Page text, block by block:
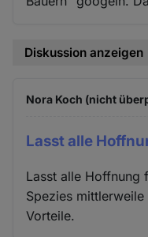
Diskussion anzeigen
Nora Koch (nicht
Lasst alle
Lasst alle Hoffnung
Spezies
Vorteile.